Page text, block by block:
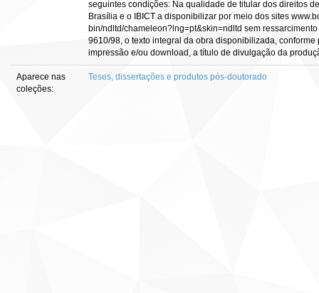
seguintes condições: Na qualidade de titular dos direitos
Brasília e o IBICT a disponibilizar por meio dos sites
bin/ndltd/chameleon?lng=pt&skin=ndltd sem
9610/98, o texto integral da obra disponibilizada,
impressão e/ou download, a título de divulgação da
Aparece nas
coleções:
Teses, dissertações e produtos pós-doutorado